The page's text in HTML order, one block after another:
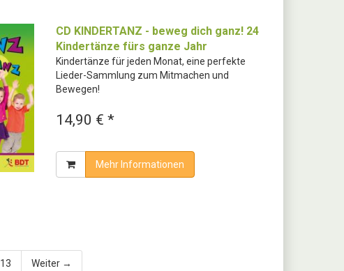
CD KINDERTANZ - beweg dich ganz! 24
Kindertänze fürs ganze Jahr
Kindertänze für jeden Monat, eine perfekte
Lieder-Sammlung zum Mitmachen und
Bewegen!
14,90 € *
Mehr Informationen
13 Weiter →